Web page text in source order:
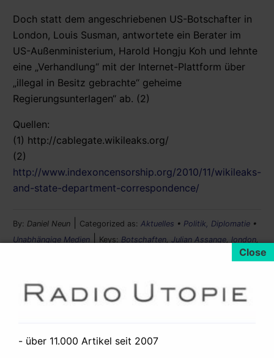
Doch statt dem angeschriebenen US-Botschafter in
London, Louis Susman, antwortete ein Berater im
US-Außenministerium, Harold Hongju Koh und lehnte
eine „Verhandlung“ mit der Internet-Plattform über
„illegal in Besitz gebrachte“ geheime
Regierungsunterlagen“ ab. (2)
Quellen:
(1) http://cablegate.wikileaks.org/
(2)
http://www.indexoncensorship.org/2010/11/wikileaks-
and-state-department-correspondence/
By: Daniel Neun Categorized as: Aktuelles • Politik, Diplomatie •
Unabhängige Medien
Keys: Botschaften Julian Assange london
Neueste Artikel:
- über 11.000 Artikel seit 2007